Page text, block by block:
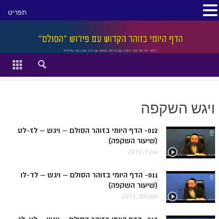
סגור
זוהר מתקדמים
להתחיל מההתחלה:
הקדמת ספר הזוהר מתחילים
ספר הזוהר בראשית
ספר הזוהר בראשית א' מתחילים
ויגש השקפה
012- הדף היומי בזוהר הסולם – ויגש – לז-לט
(שיעור השקפה)
אוק 1, 2015
011- הדף היומי בזוהר הסולם – ויגש – לד-לו
(שיעור השקפה)
ספט 30, 2015
תפריט